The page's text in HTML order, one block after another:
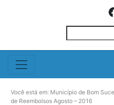
Você está em: Município de Bom
de Reembolsos Agosto – 2016